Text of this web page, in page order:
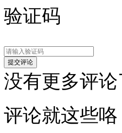
验证码
没有更多评论
评论就这些